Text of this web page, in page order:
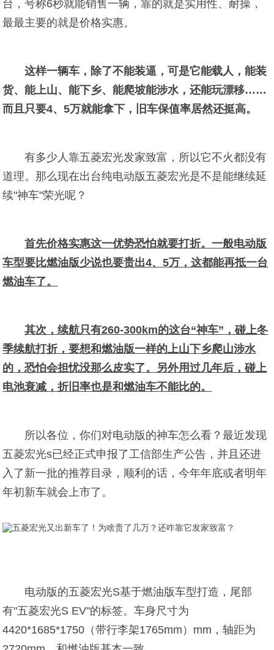
台，号称6秒就能销售一辆，靠的就是实用性、耐操，
最最主要的就是价格实惠。
这样一辆车，除了不能装逼，可是它能载人，能装
货、能上山、能下乡、能爬坡能涉水，还能玩漂移……
而且只要4、5万就能拿下，旧车保值率居然还挺高。
有多少人靠五菱宏光发家致富，所以它不火都没有
道理。那么现在出台纯电动版五菱宏光是不是能继续延
续"神车"荣光呢？
首先价格实惠这一优势恐怕就要打折。一般电动版
车型要比燃油版少说也要贵出4、5万，这都能再抵一台
燃油车了。
其次，续航只有260-300km的这台“神车”，碰上冬
季续航打折，要想和燃油版一样的上山下乡爬山涉水
的，恐怕会担忧没那么皮实了。另外用过几年后，碰上
电池衰减，折旧率也是和燃油车不能比的。
所以各位，你们对电动版的神车怎么看？最近发现
五菱宏光s已经正式申报了工信部生产公告，并且还进
入了新一批的推荐目录，顺利的话，今年年底或者明年
年初新车就会上市了。
电动版的五菱宏光S基于燃油版车型打造，尾部
有"五菱宏光S EV"的标签。车身尺寸为
4420*1685*1750（带行李架1765mm）mm，轴距为